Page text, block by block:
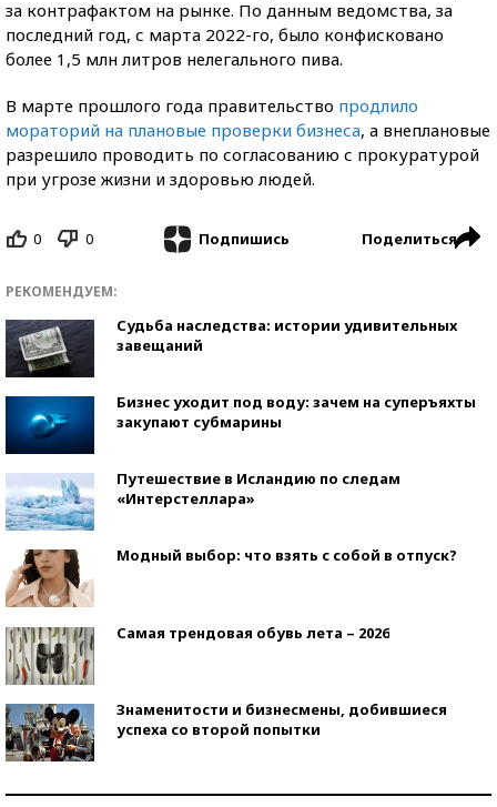
за контрафактом на рынке. По данным ведомства, за
последний год, с марта 2022-го, было конфисковано
более 1,5 млн литров нелегального пива.
В марте прошлого года правительство продлило
мораторий на плановые проверки бизнеса, а внеплановые
разрешило проводить по согласованию с прокуратурой
при угрозе жизни и здоровью людей.
0 0 Подпишись Поделиться
РЕКОМЕНДУЕМ:
Судьба наследства: истории удивительных
завещаний
Бизнес уходит под воду: зачем на суперъяхты
закупают субмарины
Путешествие в Исландию по следам
«Интерстеллара»
Модный выбор: что взять с собой в отпуск?
Самая трендовая обувь лета – 2026
Знаменитости и бизнесмены, добившиеся
успеха со второй попытки